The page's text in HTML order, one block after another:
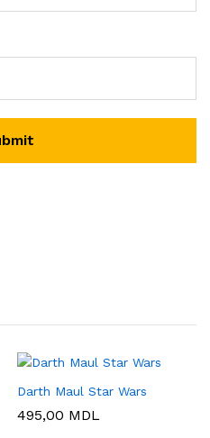
Darth Maul Star Wars
495,00 MDL